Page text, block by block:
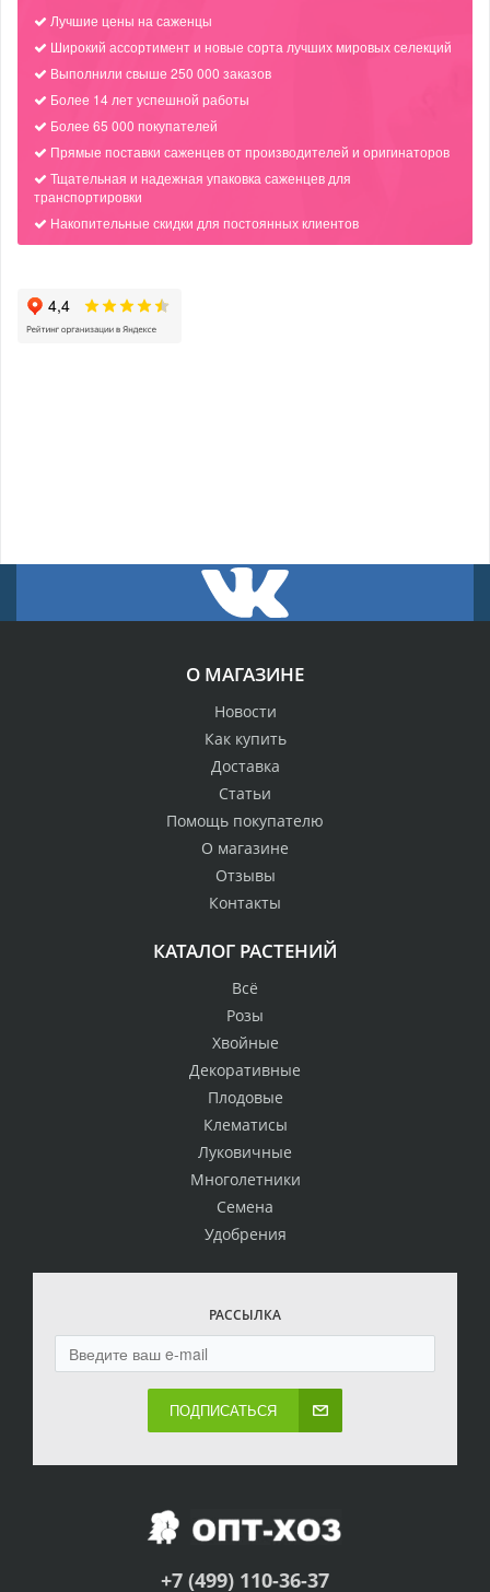
Лучшие цены на саженцы
Широкий ассортимент и новые сорта лучших мировых селекций
Выполнили свыше 250 000 заказов
Более 14 лет успешной работы
Более 65 000 покупателей
Прямые поставки саженцев от производителей и оригинаторов
Тщательная и надежная упаковка саженцев для
транспортировки
Накопительные скидки для постоянных клиентов
О МАГАЗИНЕ
Новости
Как купить
Доставка
Статьи
Помощь покупателю
О магазине
Отзывы
Контакты
КАТАЛОГ РАСТЕНИЙ
Всё
Розы
Хвойные
Декоративные
Плодовые
Клематисы
Луковичные
Многолетники
Семена
Удобрения
РАССЫЛКА
ПОДПИСАТЬСЯ
+7 (499) 110-36-37